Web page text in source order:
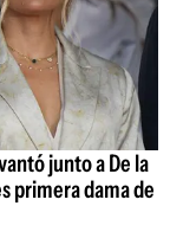
junto a De la
primera dama de